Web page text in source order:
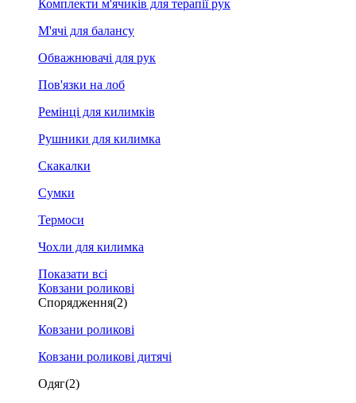
Комплекти м'ячиків для терапії рук
М'ячі для балансу
Обважнювачі для рук
Пов'язки на лоб
Ремінці для килимків
Рушники для килимка
Скакалки
Сумки
Термоси
Чохли для килимка
Показати всі
Ковзани роликові
Спорядження(2)
Ковзани роликові
Ковзани роликові дитячі
Одяг(2)